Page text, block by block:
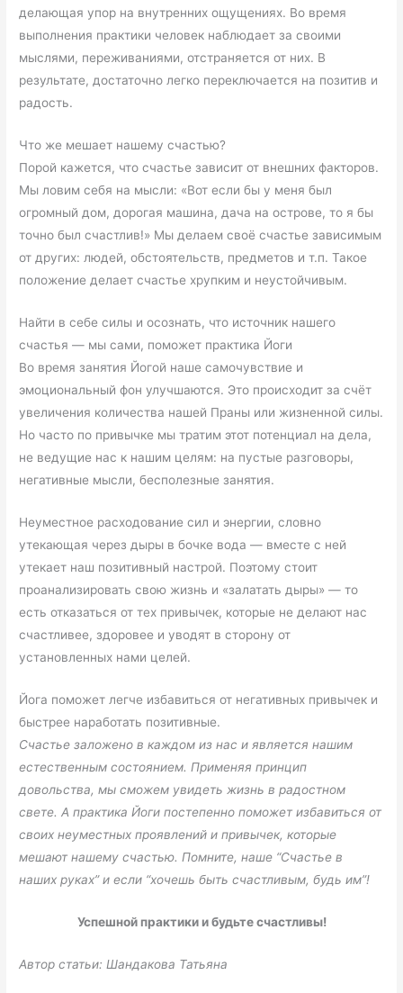
делающая упор на внутренних ощущениях. Во время
выполнения практики человек наблюдает за своими
мыслями, переживаниями, отстраняется от них. В
результате, достаточно легко переключается на позитив и
радость.
Что же мешает нашему счастью?
Порой кажется, что cчастье зависит от внешних факторов.
Мы ловим себя на мысли: «Вот если бы у меня был
огромный дом, дорогая машина, дача на острове, то я бы
точно был счастлив!» Мы делаем своё счастье зависимым
от других: людей, обстоятельств, предметов и т.п. Такое
положение делает счастье хрупким и неустойчивым.
Найти в себе силы и осознать, что источник нашего
счастья — мы сами, поможет практика Йоги
Во время занятия Йогой наше самочувствие и
эмоциональный фон улучшаются. Это происходит за счёт
увеличения количества нашей Праны или жизненной силы.
Но часто по привычке мы тратим этот потенциал на дела,
не ведущие нас к нашим целям: на пустые разговоры,
негативные мысли, бесполезные занятия.
Неуместное расходование сил и энергии, словно
утекающая через дыры в бочке вода — вместе с ней
утекает наш позитивный настрой. Поэтому стоит
проанализировать свою жизнь и «залатать дыры» — то
есть отказаться от тех привычек, которые не делают нас
счастливее, здоровее и уводят в сторону от
установленных нами целей.
Йога поможет легче избавиться от негативных привычек и
быстрее наработать позитивные.
Счастье заложено в каждом из нас и является нашим
естественным состоянием. Применяя принцип
довольства, мы сможем увидеть жизнь в радостном
свете. А практика Йоги постепенно поможет избавиться от
своих неуместных проявлений и привычек, которые
мешают нашему счастью. Помните, наше “Счастье в
наших руках” и если “хочешь быть счастливым, будь им”!
Успешной практики и будьте счастливы!
Автор статьи: Шандакова Татьяна